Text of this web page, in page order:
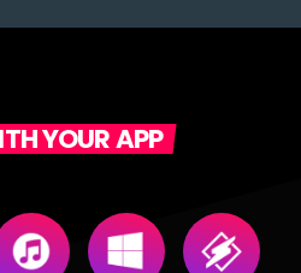
YOUR APP